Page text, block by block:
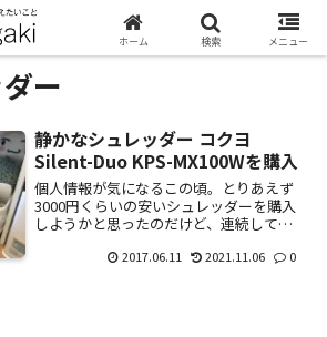
ー
静かなシュレッダー コクヨ
Silent-Duo KPS-MX100Wを購入
個人情報が気になるこの頃。とりあえず
3000円くらいの安いシュレッダーを購入
しようかと思ったのだけど、連続して使
悪評なものが多いので、こちらを購入。
2017.06.11 2021.11.06 0
ホーム 検索 メニュー